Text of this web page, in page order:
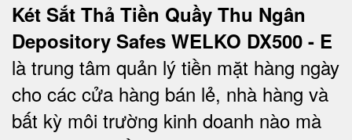
Két Sắt Thả Tiền Quầy Thu Ngân
Depository Safes WELKO DX500 - E
là trung tâm quản lý tiền mặt hàng ngày
cho các cửa hàng bán lẻ, nhà hàng và
bất kỳ môi trường kinh doanh nào mà